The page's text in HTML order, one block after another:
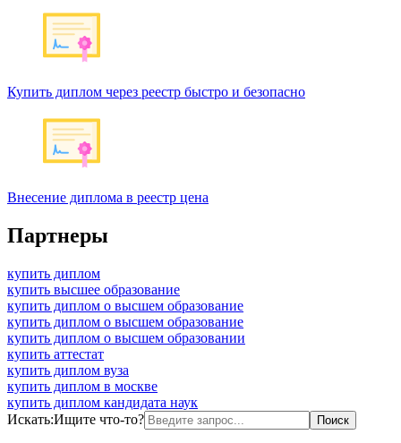
Купить диплом через реестр быстро и безопасно
Внесение диплома в реестр цена
Партнеры
купить диплом
купить высшее образование
купить диплом о высшем образование
купить диплом о высшем образование
купить диплом о высшем образовании
купить аттестат
купить диплом вуза
купить диплом в москве
купить диплом кандидата наук
Искать:Ищите что-то?